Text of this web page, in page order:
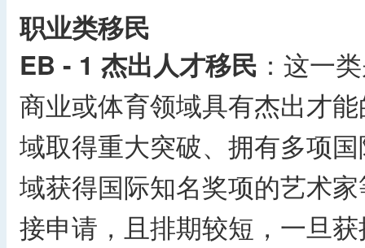
职业类移民
EB - 1 杰出人才移民 ：这一
商业或体育领域具有杰出才
域取得重大突破、拥有多项
域获得国际知名奖项的艺术
接申请，且排期较短，一旦